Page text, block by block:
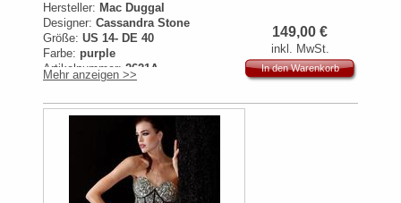
149,00 €
inkl. MwSt.
In den Warenkorb
Hersteller: Mac Duggal
Designer: Cassandra Stone
Größe: US 14- DE 40
Farbe: purple
Artikelnummer:2621A
Originalpreis:449€
Mehr anzeigen >>